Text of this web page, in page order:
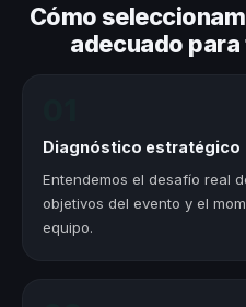
Cómo
adecuado
Diagnóstico estratégico
Entendemos el desafío real
objetivos del evento y el
equipo.